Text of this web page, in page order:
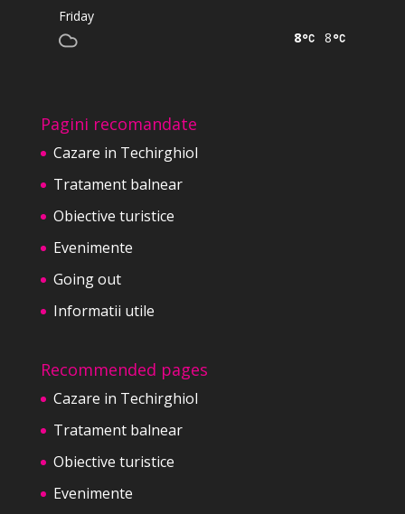
Friday
8
8
Pagini recomandate
Cazare in Techirghiol
Tratament balnear
Obiective turistice
Evenimente
Going out
Informatii utile
Recommended pages
Cazare in Techirghiol
Tratament balnear
Obiective turistice
Evenimente